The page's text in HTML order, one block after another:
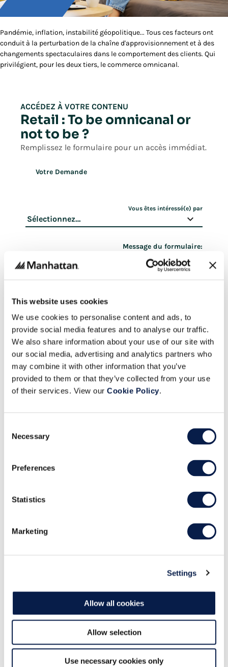
This website uses cookies
We use cookies to personalise content and ads, to
provide social media features and to analyse our traffic.
We also share information about your use of our site with
our social media, advertising and analytics partners who
may combine it with other information that you’ve
provided to them or that they’ve collected from your use
of their services. View our Cookie Policy.
Selection
Necessary
Preferences
Statistics
Marketing
Settings
Allow all cookies
Allow selection
Use necessary cookies only
Pandémie, inflation, instabilité géopolitique... Tous ces facteurs ont
conduit à la perturbation de la chaîne d'approvisionnement et à des
changements spectaculaires dans le comportement des clients. Qui
privilégient, pour les deux tiers, le commerce omnicanal.
ACCÉDEZ À VOTRE CONTENU
Retail : To be omnicanal or
not to be ?
Remplissez le formulaire pour un accès immédiat.
Votre Demande
Vous êtes intéressé(e) par
Message du formulaire:
Email professionnel
Prénom
Société
Téléphone professionnel
Pays
Je souhaite recevoir des informations de la
Aucun renseignement complémentaire n'est requis pour
et sécurisées, comme indiqué dans notre politique de